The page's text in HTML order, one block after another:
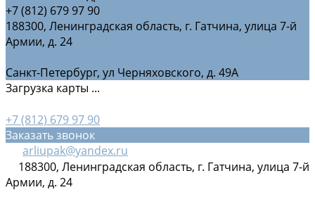
+7 (812) 679 97 90
188300, Ленинградская область, г. Гатчина, улица 7-й
Армии, д. 24
Санкт-Петербург, ул Черняховского, д. 49А
Загрузка карты ...
+7 (812) 679 97 90
Заказать звонок
arliupak@yandex.ru
188300, Ленинградская область, г. Гатчина, улица 7-й
Армии, д. 24